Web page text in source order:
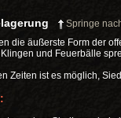
Springe
die äußerste Form der
und Feuerbälle
Zeiten ist es möglich,